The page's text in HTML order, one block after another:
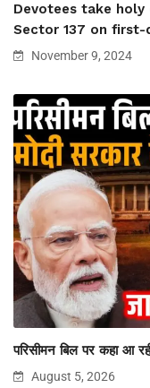
Devotees take holy
Sector 137 on first-
November 9, 2024
परिसीमन बिल पर कहा आ
August 5, 2026